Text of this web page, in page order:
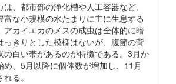
は、都市部の浄化槽や人工容器など、
富な小規模の水たまりに主に生息する
アカイエカのメスの成虫は全体的に暗
っきりとした模様はないが、腹節の背
の白い帯があるのが特徴である。3月か
め、5月以降に個体数が増加し、11月
る。